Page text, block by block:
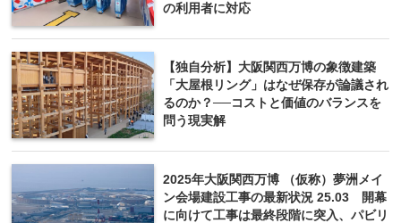
の利用者に対応
【独自分析】大阪関西万博の象徴建築
「大屋根リング」はなぜ保存が論議され
るのか？──コストと価値のバランスを
問う現実解
2025年大阪関西万博 （仮称）夢洲メイ
ン会場建設工事の最新状況 25.03 開幕
に向けて工事は最終段階に突入、パビリ